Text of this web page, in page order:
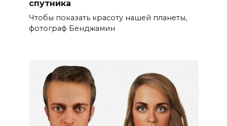
спутника
Чтобы показать красоту нашей планеты,
фотограф Бенджамин